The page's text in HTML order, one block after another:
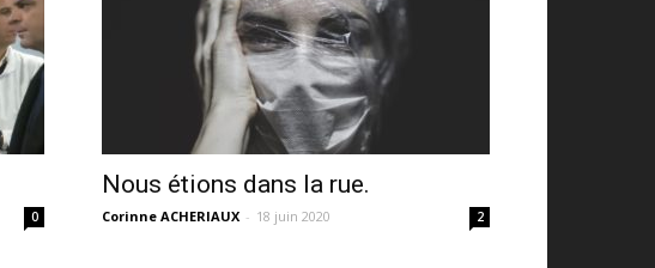
0
Nous étions dans la rue.
Corinne ACHERIAUX - 18 juin 2020 2